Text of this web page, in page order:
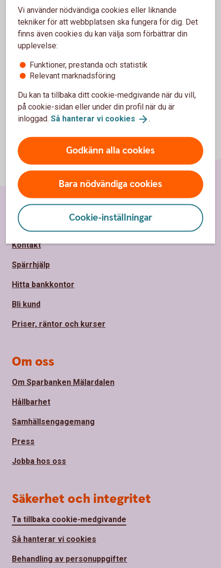
betalningsskydd som ger extra skydd om du skulle
bli sjuk eller arbetslös.
Försäkringar på ditt
Vi använder nödvändiga cookies eller liknande
tekniker för att webbplatsen ska fungera för dig. Det
finns även cookies du kan välja som förbättrar din
upplevelse:
Funktioner, prestanda och statistik
Relevant marknadsföring
Du kan ta tillbaka ditt cookie-medgivande när du vill,
på cookie-sidan eller under din profil när du är
inloggad. Så hanterar vi cookies .
Godkänn alla cookies
Bara nödvändiga cookies
Cookie-inställningar
Sidfot
Hitta snabbt
Kontakt
Spärrhjälp
Hitta bankkontor
Bli kund
Priser, räntor och kurser
Om oss
Om Sparbanken Mälardalen
Hållbarhet
Samhällsengagemang
Press
Jobba hos oss
Säkerhet och integritet
Ta tillbaka cookie-medgivande
Så hanterar vi cookies
Behandling av personuppgifter